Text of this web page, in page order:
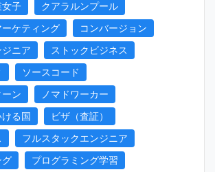
女子
クアラルンプール
ケティング
コンバージョン
ニア
ストックビジネス
ソースコード
ン
ノマドワーカー
る国
ビザ（査証）
フルスタックエンジニア
グ
プログラミング学習